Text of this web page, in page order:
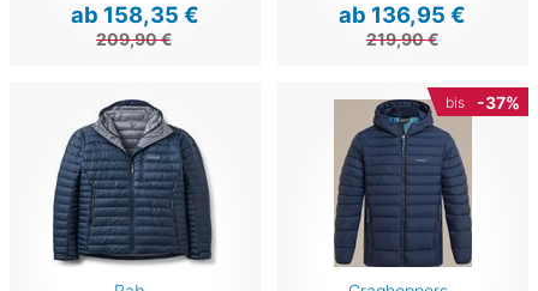
ab 158,35 €
209,90 €
ab 136,95 €
219,90 €
bis -37%